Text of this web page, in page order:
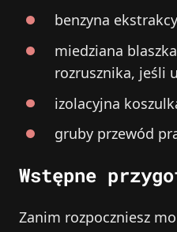
benzyna
miedziana
rozrusznika, jeśli
izolacyjna
gruby przewód
Wstępne
Zanim rozpoczniesz